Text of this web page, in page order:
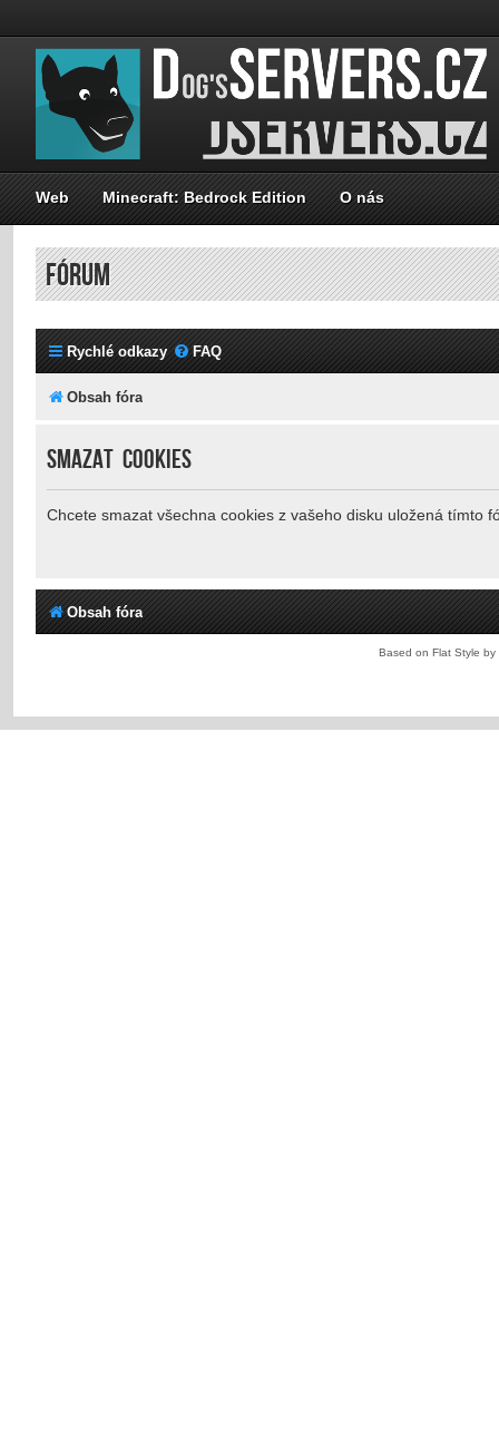
Web Minecraft: Bedrock Edition O nás
FÓRUM
Rychlé odkazy FAQ
Obsah fóra
Smazat cookies
Chcete smazat všechna cookies z vašeho disku uložená tímto
Obsah fóra
Based on Flat Style by